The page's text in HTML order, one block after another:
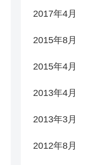
2017年4月
2015年8月
2015年4月
2013年4月
2013年3月
2012年8月